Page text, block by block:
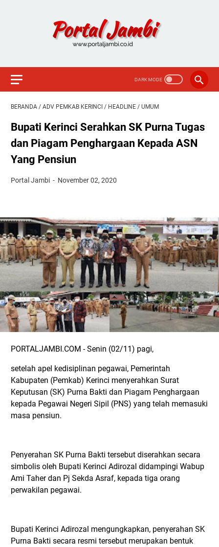
BERANDA / ADV PEMKAB KERINCI / HEADLINE / UMUM
Bupati Kerinci Serahkan SK Purna Tugas
dan Piagam Penghargaan Kepada ASN
Yang Pensiun
Portal Jambi November 02, 2020
PORTALJAMBI.COM - Senin (02/11) pagi,
setelah apel kedisiplinan pegawai, Pemerintah
Kabupaten (Pemkab) Kerinci menyerahkan Surat
Keputusan (SK) Purna Bakti dan Piagam Penghargaan
kepada Pegawai Negeri Sipil (PNS) yang telah memasuki
masa pensiun.
Penyerahan SK Purna Bakti tersebut diserahkan secara
simbolis oleh Bupati Kerinci Adirozal didampingi Wabup
Ami Taher dan Pj Sekda Asraf, kepada tiga orang
perwakilan pegawai.
Bupati Kerinci Adirozal mengungkapkan, penyerahan SK
Purna Bakti secara resmi tersebut merupakan bentuk